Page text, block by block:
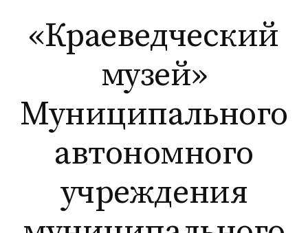
содержимому
«Краеведческий
музей»
Муниципального
автономного
учреждения